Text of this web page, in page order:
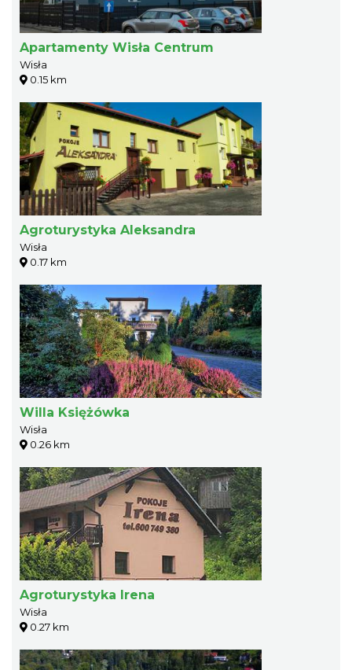
Apartamenty Wisła Centrum
Wisła
0.15 km
Agroturystyka Aleksandra
Wisła
0.17 km
Willa Księżówka
Wisła
0.26 km
Agroturystyka Irena
Wisła
0.27 km